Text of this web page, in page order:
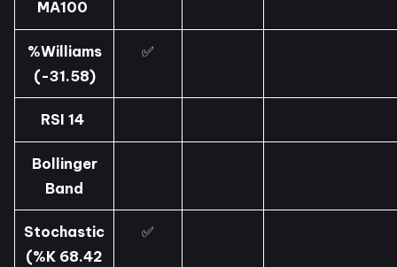
MA100
%Williams
(-31.58)
✅
RSI 14
Bollinger
Band
Stochastic
(%K 68.42
✅